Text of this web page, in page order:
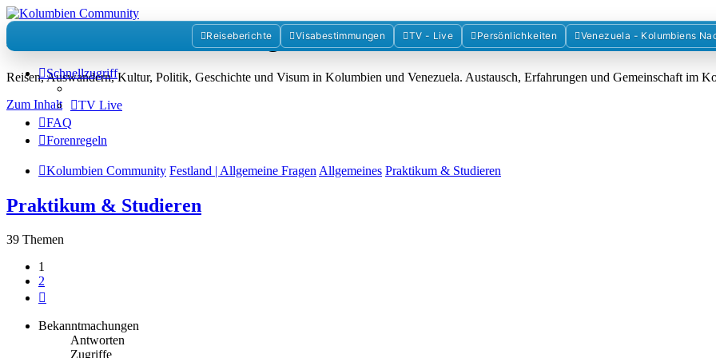
Kolumbienforum - Das grosse Forum der Freunde Kolumbiens
Reisen, Auswandern, Kultur, Politik, Geschichte und Visum in Kolumbien und Venezuela. Austausch, Erfahrungen und Gemeinschaft im
Zum Inhalt
Reiseberichte Visabestimmungen TV - Live Persönlichkeiten Venezuela - Kolumbiens
Schnellzugriff
TV Live
FAQ
Forenregeln
Kolumbien Community Festland | Allgemeine Fragen Allgemeines Praktikum & Studieren
Praktikum & Studieren
39 Themen
1
2
Bekanntmachungen
Antworten
Zugriffe